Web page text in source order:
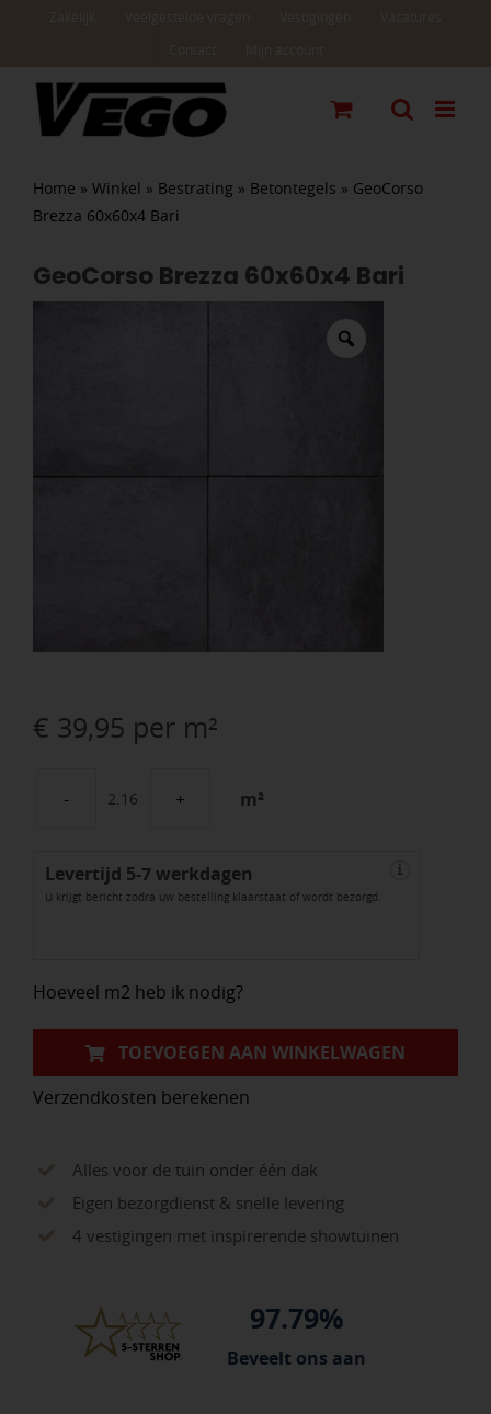
Home » Winkel » Bestrating » Betontegels » GeoCorso
Brezza 60x60x4 Bari
GeoCorso Brezza 60x60x4 Bari
€ 39,95 per m²
GeoCorso
60x60x4
Bari
m²
Levertijd 5-7 werkdagen
U krijgt bericht zodra uw bestelling klaarstaat of wordt bezorgd.
i
Hoeveel m2 heb ik nodig?
TOEVOEGEN AAN WINKELWAGEN
Verzendkosten berekenen
Alles voor de tuin onder één dak
Eigen bezorgdienst & snelle levering
4 vestigingen met inspirerende showtuinen
97.79%
Beveelt ons aan